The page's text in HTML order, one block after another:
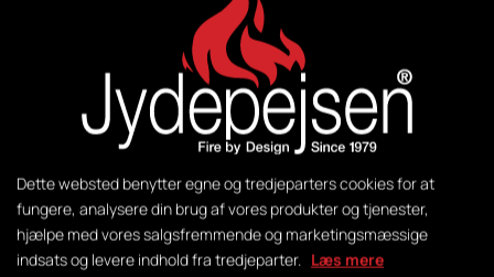
50-140
129 kg
Styring:
Dette websted benytter egne og tredjeparters cookies for at
fungere, analysere din brug af vores produkter og tjenester,
hjælpe med vores salgsfremmende og marketingsmæssige
indsats og levere indhold fra tredjeparter. Læs mere